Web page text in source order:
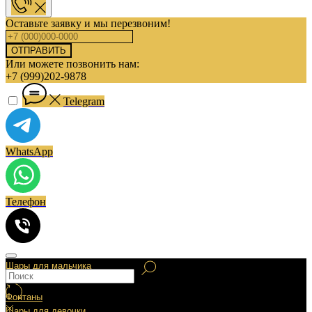
Шары для мальчика
Фонтаны
Оставьте заявку и мы перезвоним!
ОТПРАВИТЬ
Или можете позвонить нам:
+7 (999)202-9878
Telegram
WhatsApp
Телефон